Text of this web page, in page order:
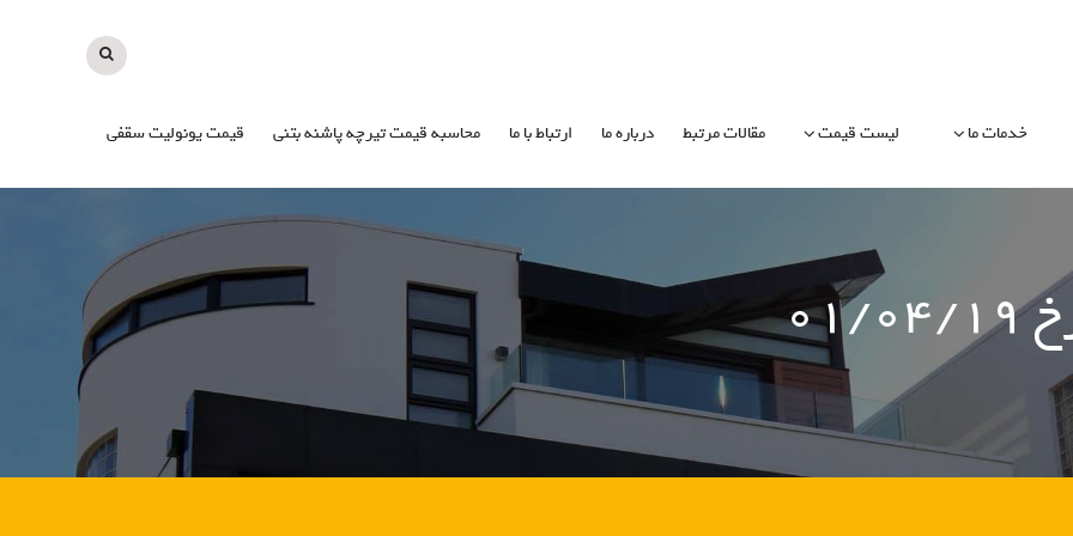
خدمات ما لیست قیمت مقالات مرتبط درباره ما ارتباط با ما محاسبه قیمت تیرچه پاشنه بتنی قیمت یونولیت سقفی